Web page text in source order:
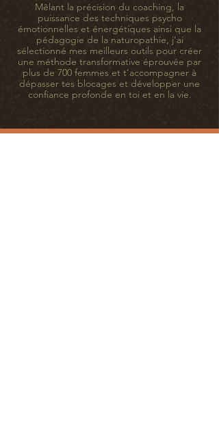
Mêlant la précision du coaching, la
puissance des techniques psycho
émotionnelles et énergétiques ainsi que la
pédagogie de la naturopathie, j'ai
sélectionné mes meilleurs outils pour créer
une méthode transformative éprouvée par
plus de 700 femmes et t’accompagner à
dépasser tes blocages et développer une
confiance profonde en toi et en la vie.